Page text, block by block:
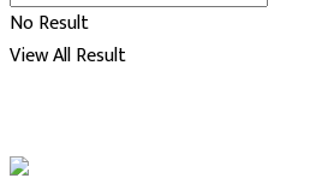
No Result
View All Result